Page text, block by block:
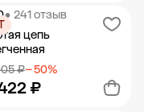
Добавить в корзину
• 241 отзыв
цепь
₽− 50%
₽